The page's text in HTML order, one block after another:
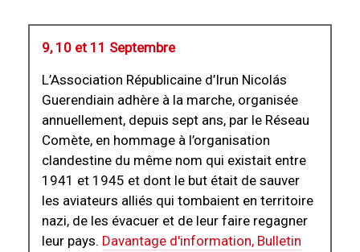
9, 10 et 11 Septembre
L’Association Républicaine d’Irun Nicolás
Guerendiain adhère à la marche, organisée
annuellement, depuis sept ans, par le Réseau
Comète, en hommage à l’organisation
clandestine du même nom qui existait entre
1941 et 1945 et dont le but était de sauver
les aviateurs alliés qui tombaient en territoire
nazi, de les évacuer et de leur faire regagner
leur pays. Davantage d'information, Bulletin